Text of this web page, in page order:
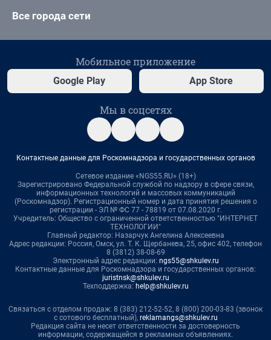
Все города сети
Мобильное приложение
Google Play App Store
Мы в соцсетях
Контактные данные для Роскомнадзора и государственных органов
Сетевое издание «NGS55.RU» (18+)
Зарегистрировано Федеральной службой по надзору в сфере связи,
информационных технологий и массовых коммуникаций
(Роскомнадзор). Регистрационный номер и дата принятия решения о
регистрации - ЭЛ № ФС 77 - 78819 от 07.08.2020 г.
Учредитель: Общество с ограниченной ответственностью "ИНТЕРНЕТ
ТЕХНОЛОГИИ"
Главный редактор: Назарчук Ангелина Алексеевна
Адрес редакции: Россия, Омск, ул. Т. К. Щербанева, 25, офис 402, телефон
8 (3812) 38-08-69
Электронный адрес редакции: ngs55@shkulev.ru
Контактные данные для Роскомнадзора и государственных органов:
juristnsk@shkulev.ru
Техподдержка: help@shkulev.ru
Связаться с отделом продаж: 8 (383) 212-52-52, 8 (800) 200-03-83 (звонок
с сотового бесплатный), reklamangs@shkulev.ru
Редакция сайта не несет ответственности за достоверность
информации, содержащейся в рекламных объявлениях.